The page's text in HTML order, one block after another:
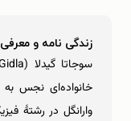
زندگی نامه و
خانواده‌ای نجس
وارانگل در رشتۀ